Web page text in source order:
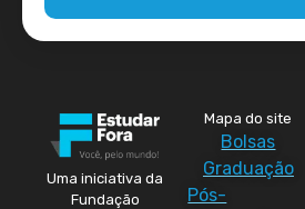
Uma iniciativa da
Fundação
Mapa do site
Bolsas
Graduação
Pós-